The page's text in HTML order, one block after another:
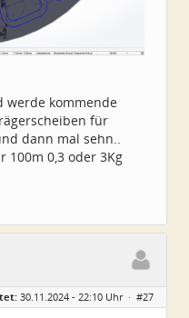
werde kommende
für
dann mal sehn..
100m 0,3 oder 3Kg
30.11.2024 - 22:10 Uhr · #27